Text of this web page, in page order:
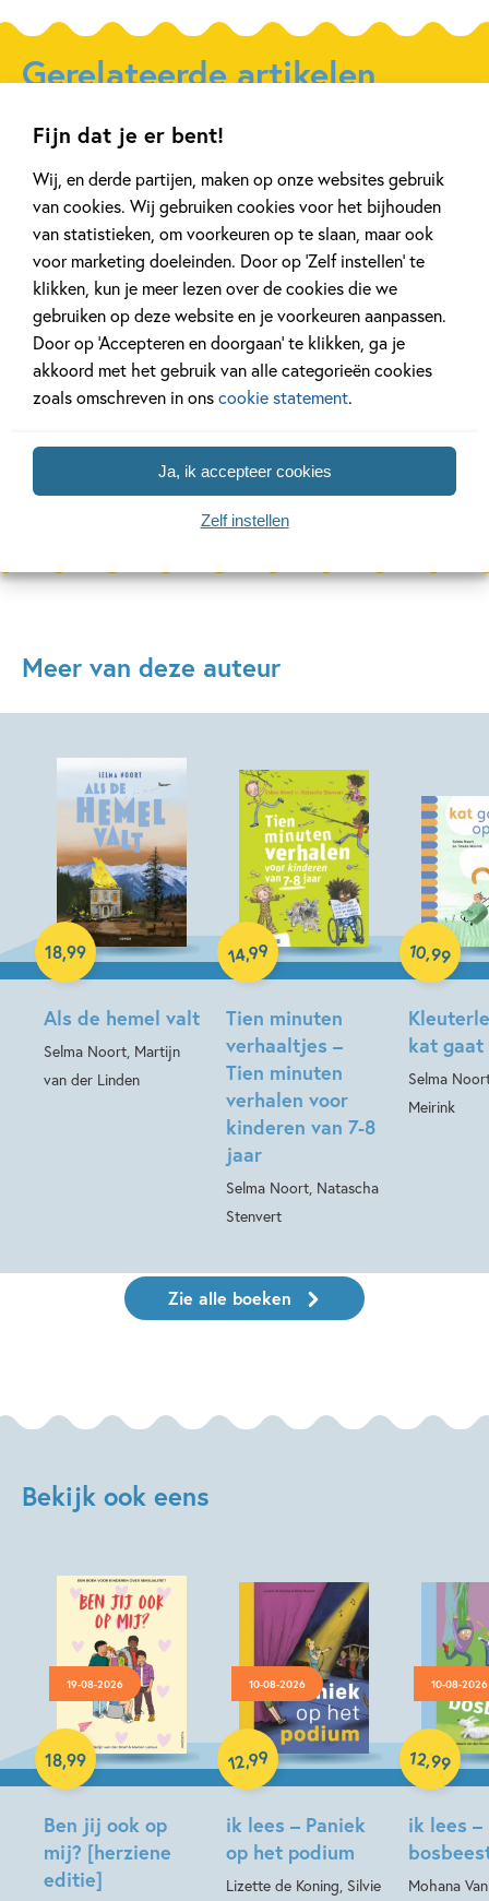
Fijn dat je er bent!
Wij, en derde partijen, maken op onze websites gebruik
van cookies. Wij gebruiken cookies voor het bijhouden
van statistieken, om voorkeuren op te slaan, maar ook
voor marketing doeleinden. Door op ‘Zelf instellen’ te
klikken, kun je meer lezen over de cookies die we
gebruiken op deze website en je voorkeuren aanpassen.
Door op ‘Accepteren en doorgaan’ te klikken, ga je
akkoord met het gebruik van alle categorieën cookies
zoals omschreven in onscookie statement.
Ja, ik accepteer cookies
Zelf instellen
Gerelateerde artikelen
20 APRIL 2026
Oplossing ‘De schaduwroof’
puzzel!
27 FEBRUARI 2026
Ons
regent ganzen’
Bekijk alle artikelen
Meer van deze auteur
Als de hemel valt
Selma Noort, Martijn
van der Linden
18,99
Hardcover
Tien minuten
verhaaltjes –
Tien minuten
verhalen voor
kinderen van 7-8
jaar
Selma Noort, Natascha
Stenvert
14,99
Hardcover
kat gaat
Selma
Meirink
10,99
Hardcover
Zie alle boeken
Bekijk ook eens
19-08-2026
Ben jij ook op
mij? [herziene
editie]
18,99
Hardcover
10-08-2026
ik lees – Paniek
op het podium
Lizette de Koning, Silvie
12,99
Hardcover
10-08-2026
ik lees –
Mohana
12,99
Hardcover